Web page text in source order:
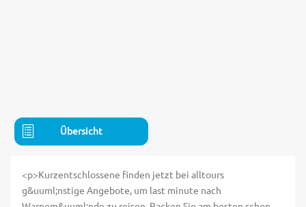
Übersicht
<p>Kurzentschlossene finden jetzt bei alltours
g&uuml;nstige Angebote, um last minute nach